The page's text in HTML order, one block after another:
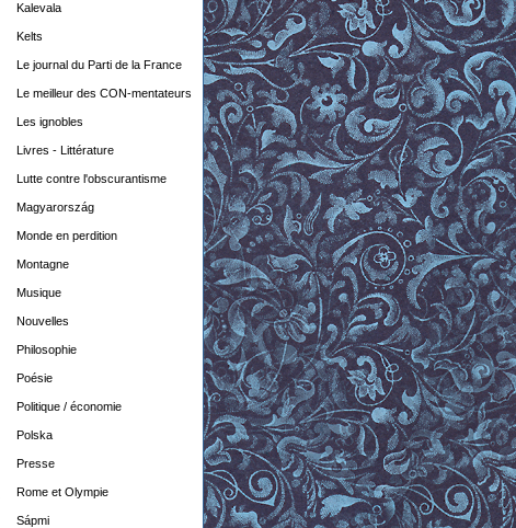
Kalevala
Kelts
Le journal du Parti de la France
Le meilleur des CON-mentateurs
Les ignobles
Livres - Littérature
Lutte contre l'obscurantisme
Magyarország
Monde en perdition
Montagne
Musique
Nouvelles
Philosophie
Poésie
Politique / économie
Polska
Presse
Rome et Olympie
Sápmi